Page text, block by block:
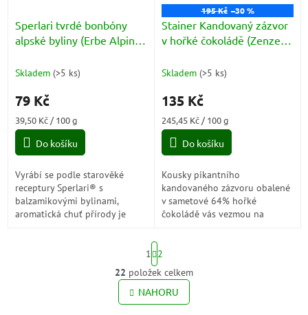
Sperlari tvrdé bonbóny
alpské byliny (Erbe Alpine)
Skladem (>5 ks)
79 Kč
Měrná
cena:
39,50 Kč / 100 g
Do košíku
Vyrábí se podle starověké
receptury Sperlari® s
balzamikovými bylinami,
aromatická chuť přírody je
195 Kč –30 %
Stainer Kandovaný zázvor
v hořké čokoládě (Zenzero
Skladem (>5 ks)
135 Kč
Měrná
cena:
245,45 Kč / 100 g
Do košíku
Kousky pikantního
kandovaného zázvoru obalené
v sametové 64% hořké
čokoládě vás vezmou na
čokoládu, vzápětí se...
O
v
l
S
t
r
á
n
k
1
2
22 položek celkem
NAHORU